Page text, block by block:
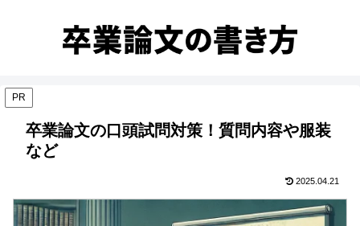
PR
卒業論文の口頭試問対策！質問内容や服装
など
2025.04.21